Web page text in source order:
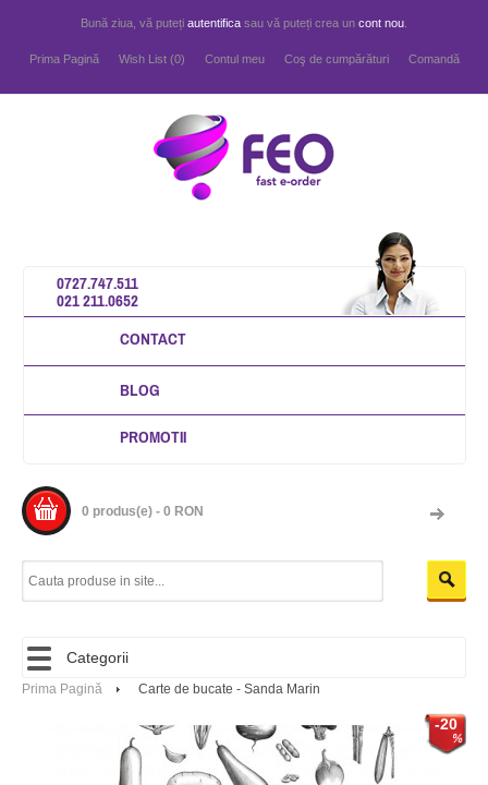
Bună ziua, vă puteți autentifica sau vă puteți crea un cont nou
Prima Pagină Wish List (0) Contul meu Coş de cumpărături Comandă
0727.747.511
021 211.0652
CONTACT
BLOG
PROMOTII
0 produs(e) - 0 RON
Categorii
Prima Pagină Carte de bucate - Sanda Marin
-20